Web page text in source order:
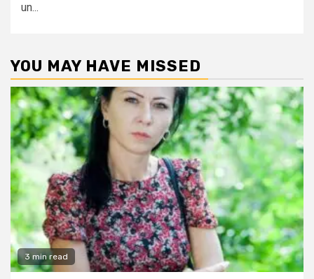
un...
YOU MAY HAVE MISSED
3 min read